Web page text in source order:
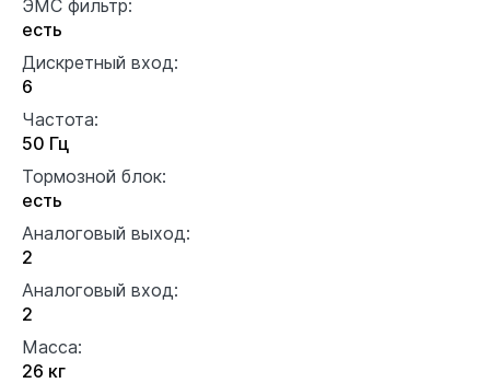
ЭМС фильтр:
есть
Дискретный вход:
6
Частота:
50 Гц
Тормозной блок:
есть
Аналоговый выход:
2
Аналоговый вход:
2
Масса:
26 кг